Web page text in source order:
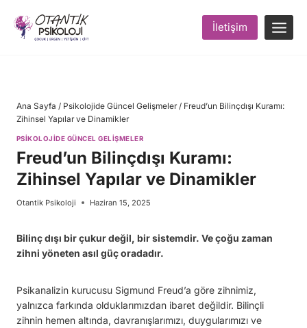
content
İletişim
Ana Sayfa / Psikolojide Güncel Gelişmeler / Freud’un Bilinçdışı Kuramı:
Zihinsel Yapılar ve Dinamikler
PSIKOLOJIDE GÜNCEL GELIŞMELER
Freud’un Bilinçdışı Kuramı:
Zihinsel Yapılar ve Dinamikler
Otantik Psikoloji Haziran 15, 2025
Bilinç dışı bir çukur değil, bir sistemdir. Ve çoğu zaman
zihni yöneten asıl güç oradadır.
Psikanalizin kurucusu Sigmund Freud’a göre zihnimiz,
yalnızca farkında olduklarımızdan ibaret değildir. Bilinçli
zihnin hemen altında, davranışlarımızı, duygularımızı ve